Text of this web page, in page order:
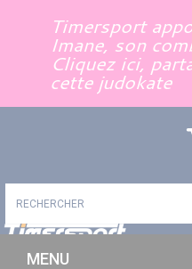
Timersport
Imane, son
Cliquez ici,
cette judokate
MENU